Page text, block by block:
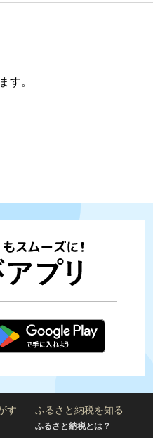
す。
す ふるさと納税を知る
ふるさと納税とは？